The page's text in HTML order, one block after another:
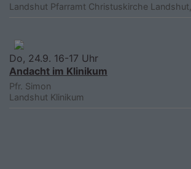
Landshut Pfarramt Christuskirche
Do, 24.9. 16-17 Uhr
Andacht im Klinikum
Pfr. Simon
Landshut Klinikum